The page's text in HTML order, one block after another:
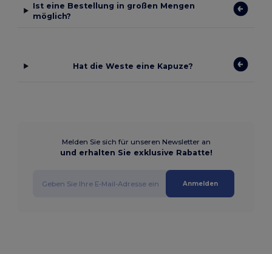
Ist eine Bestellung in großen Mengen
möglich?
Hat die Weste eine Kapuze?
Melden Sie sich für unseren Newsletter an
und erhalten Sie exklusive Rabatte!
Anmelden